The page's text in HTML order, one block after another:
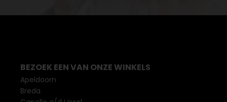
BEZOEK EEN VAN ONZE WINKELS
Apeldoorn
Breda